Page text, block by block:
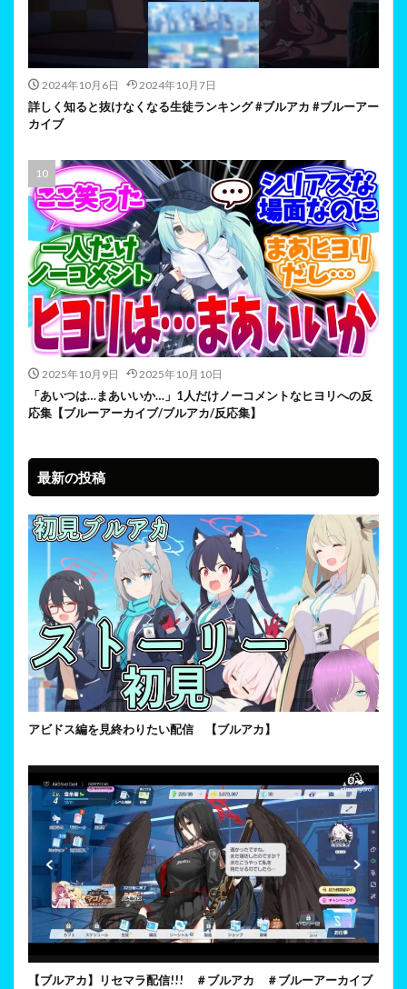
2024年10月6日 2024年10月7日
詳しく知ると抜けなくなる生徒ランキング #ブルアカ #ブルーアー
カイブ
2025年10月9日 2025年10月10日
「あいつは…まあいいか…」1人だけノーコメントなヒヨリへの反
応集【ブルーアーカイブ/ブルアカ/反応集】
最新の投稿
アビドス編を見終わりたい配信 【ブルアカ】
【ブルアカ】リセマラ配信!!! ＃ブルアカ ＃ブルーアーカイブ